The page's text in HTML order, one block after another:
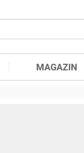
MAGAZIN